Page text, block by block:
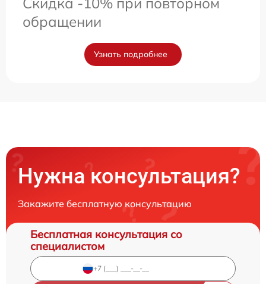
обращении
Узнать подробнее
Нужна консультация?
Закажите бесплатную консультацию
Бесплатная консультация со
специалистом